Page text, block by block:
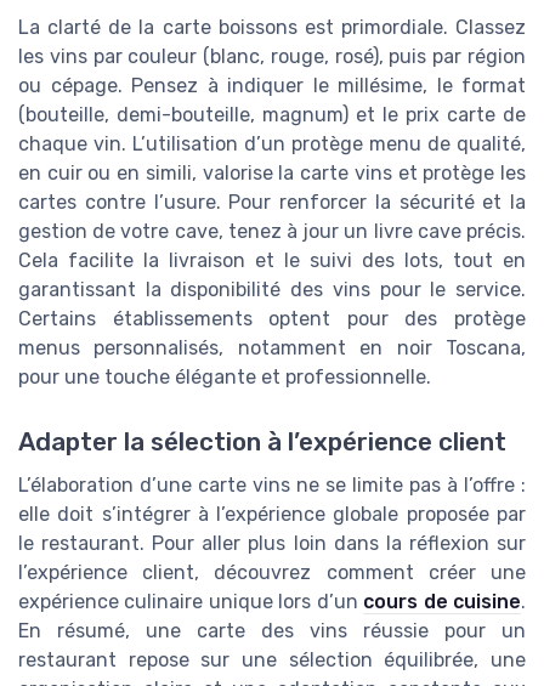
La clarté de la carte boissons est primordiale. Classez
les vins par couleur (blanc, rouge, rosé), puis par région
ou cépage. Pensez à indiquer le millésime, le format
(bouteille, demi-bouteille, magnum) et le prix carte de
chaque vin. L’utilisation d’un protège menu de qualité,
en cuir ou en simili, valorise la carte vins et protège les
cartes contre l’usure. Pour renforcer la sécurité et la
gestion de votre cave, tenez à jour un livre cave précis.
Cela facilite la livraison et le suivi des lots, tout en
garantissant la disponibilité des vins pour le service.
Certains établissements optent pour des protège
menus personnalisés, notamment en noir Toscana,
pour une touche élégante et professionnelle.
Adapter la sélection à l’expérience client
L’élaboration d’une carte vins ne se limite pas à l’offre :
elle doit s’intégrer à l’expérience globale proposée par
le restaurant. Pour aller plus loin dans la réflexion sur
l’expérience client, découvrez comment créer une
expérience culinaire unique lors d’un cours de cuisine.
En résumé, une carte des vins réussie pour un
restaurant repose sur une sélection équilibrée, une